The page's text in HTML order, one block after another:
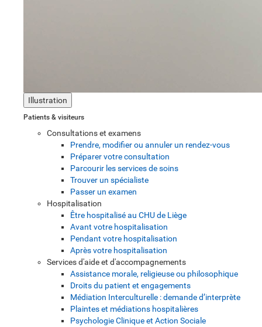
Illustration
Patients & visiteurs
Consultations et examens
Prendre, modifier ou annuler un rendez-vous
Préparer votre consultation
Parcourir les services de soins
Trouver un spécialiste
Passer un examen
Hospitalisation
Être hospitalisé au CHU de Liège
Avant votre hospitalisation
Pendant votre hospitalisation
Après votre hospitalisation
Services d'aide et d'accompagnements
Assistance morale, religieuse ou philosophique
Droits du patient et engagements
Médiation Interculturelle : demande d’interprète
Plaintes et médiations hospitalières
Psychologie Clinique et Action Sociale